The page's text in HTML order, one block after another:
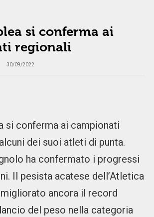
si conferma ai
regionali
30/09/2022
si conferma ai campionati
dei suoi atleti di punta.
ha confermato i progressi
Il pesista acatese dell’Atletica
ancora il record
del peso nella categoria